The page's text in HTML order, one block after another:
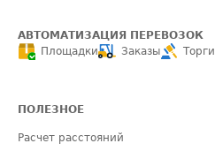
АВТОМАТИЗАЦИЯ ПЕРЕВОЗОК
Площадки
Заказы Торги
ПОЛЕЗНОЕ
Расчет расстояний